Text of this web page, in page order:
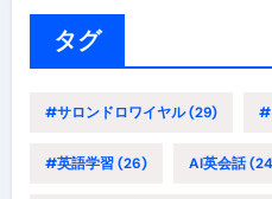
タグ
#サロンドロワイヤル(29) #
#英語学習(26) AI英会話